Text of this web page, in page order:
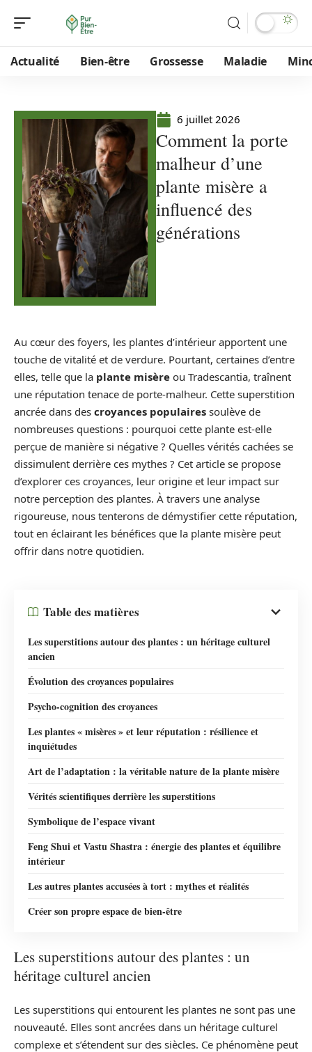
Actualité Bien-être Grossesse Maladie
6 juillet 2026
Comment la porte
malheur d’une
plante misère a
influencé des
générations
Au cœur des foyers, les plantes d’intérieur apportent une
touche de vitalité et de verdure. Pourtant, certaines d’entre
elles, telle que la plante misère ou Tradescantia, traînent
une réputation tenace de porte-malheur. Cette superstition
ancrée dans des croyances populaires soulève de
nombreuses questions : pourquoi cette plante est-elle
perçue de manière si négative ? Quelles vérités cachées se
dissimulent derrière ces mythes ? Cet article se propose
d’explorer ces croyances, leur origine et leur impact sur
notre perception des plantes. À travers une analyse
rigoureuse, nous tenterons de démystifier cette réputation,
tout en éclairant les bénéfices que la plante misère peut
offrir dans notre quotidien.
Table des matières
Les superstitions autour des plantes : un héritage culturel
ancien
Évolution des croyances populaires
Psycho-cognition des croyances
Les plantes « misères » et leur réputation : résilience et
inquiétudes
Art de l’adaptation : la véritable nature de la plante misère
Vérités scientifiques derrière les superstitions
Symbolique de l’espace vivant
Feng Shui et Vastu Shastra : énergie des plantes et équilibre
intérieur
Les autres plantes accusées à tort : mythes et réalités
Créer son propre espace de bien-être
Les superstitions autour des plantes : un
héritage culturel ancien
Les superstitions qui entourent les plantes ne sont pas une
nouveauté. Elles sont ancrées dans un héritage culturel
complexe et s’étendent sur des siècles. Ce phénomène peut